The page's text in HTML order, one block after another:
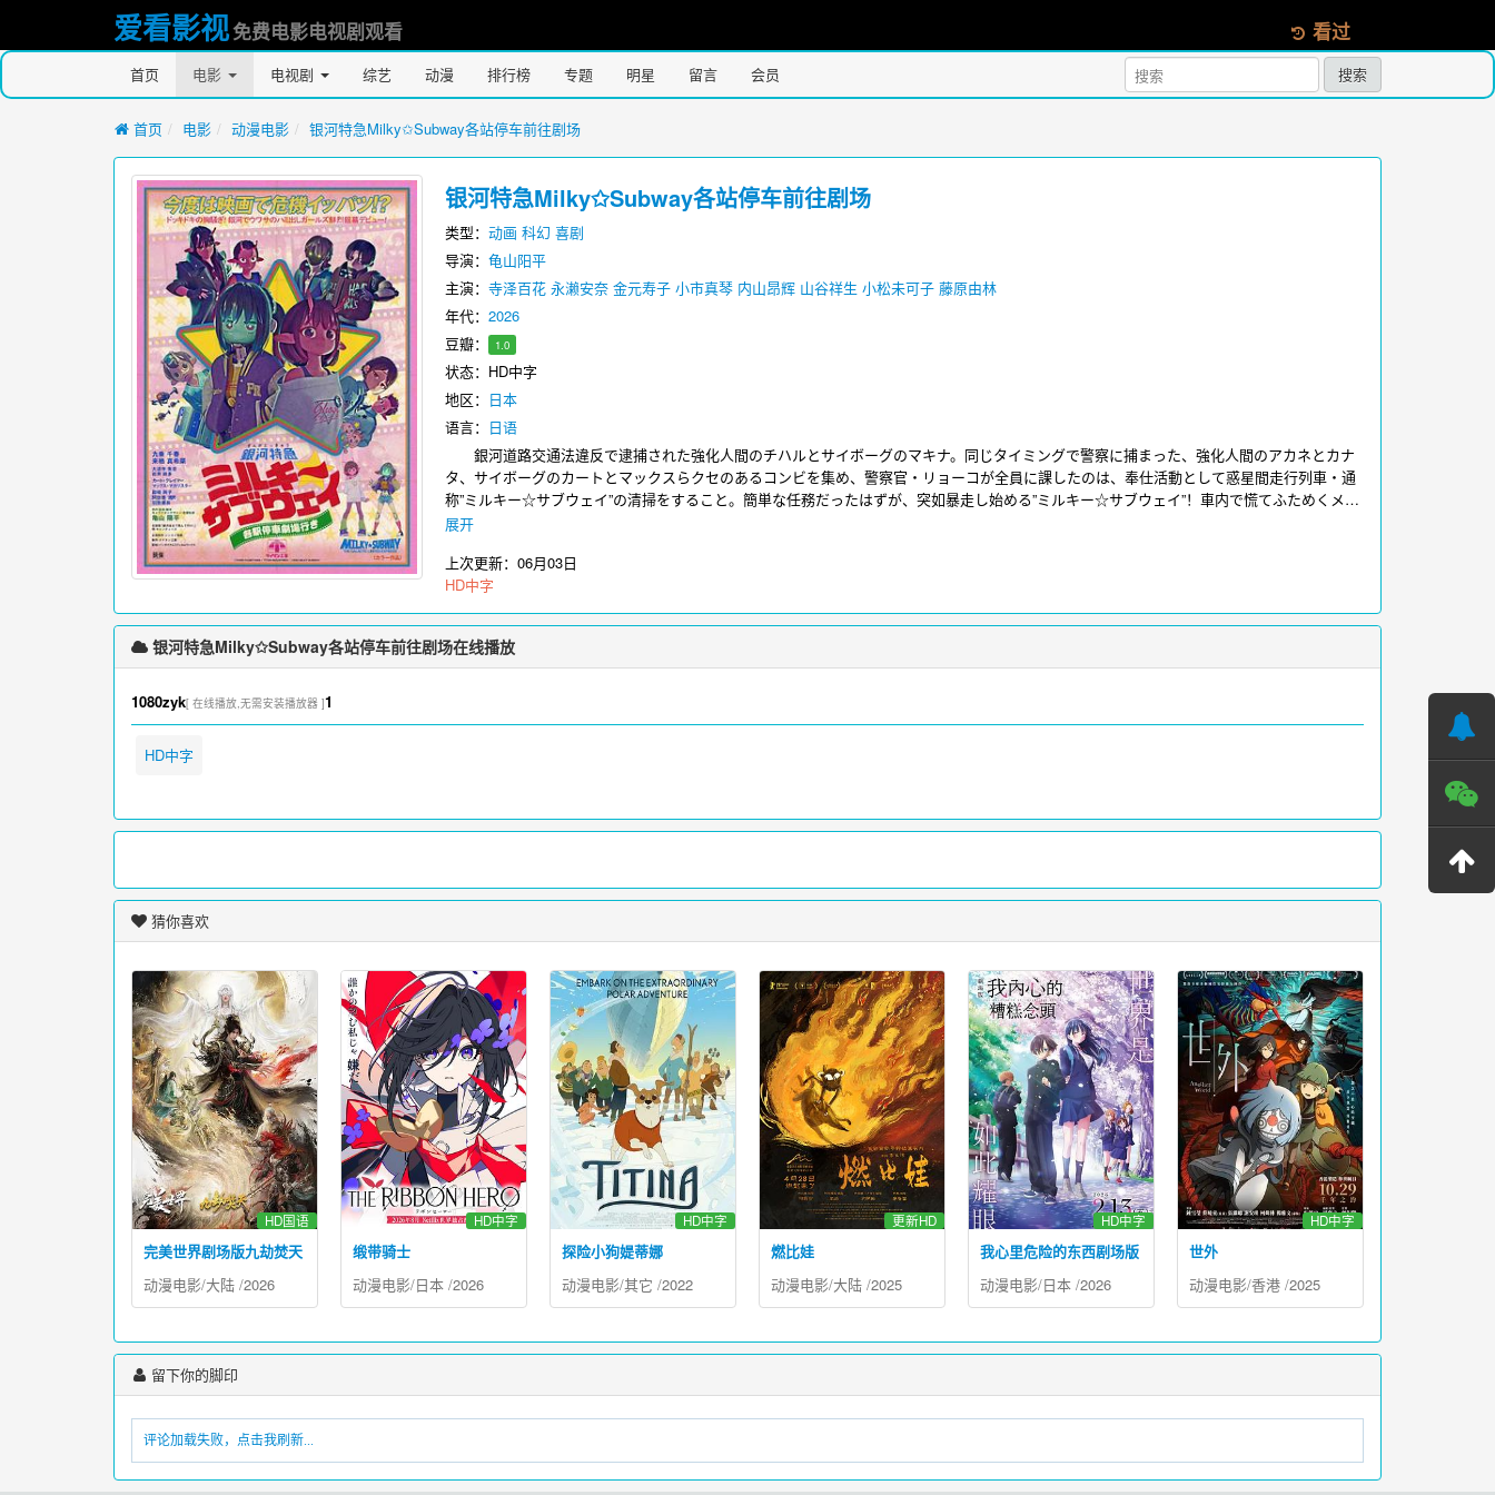
爱看影视免费电影电视剧观看 看过
首页 电影 电视剧 综艺 动漫 排行榜 专题 明星 留言 会员 搜索
首页 电影 动漫电影 银河特急Milky✩Subway各站停车前往剧场
银河特急Milky✩Subway各站停车前往剧场
类型： 动画 科幻 喜剧
导演： 龟山阳平
主演： 寺泽百花 永濑安奈 金元寿子 小市真琴 内山昂辉 山谷祥生 小松未可子 藤原由林
年代： 2026
豆瓣：
1.0
状态：HD中字
地区： 日本
语言： 日语
銀河道路交通法違反で逮捕された強化人間のチハルとサイボーグのマキナ。同じタイミングで警察に捕まった、強化人間のアカネとカナ
タ、サイボーグのカートとマックスらクセのあるコンビを集め、警察官・リョーコが全員に課したのは、奉仕活動として惑星間走行列車・通
称”ミルキー☆サブウェイ”の清掃をすること。簡単な任務だったはずが、突如暴走し始める”ミルキー☆サブウェイ”！車内で慌てふためくメン
バーたち。リョーコも同僚のアサミとともに解決に向けてあれこれするが、やがて一行は大事件に巻き込まれていくことに……！
展开
上次更新： 06月03日
HD中字
银河特急Milky✩Subway各站停车前往剧场在线播放
1080zyk[ 在线播放,无需安装播放器 ]1
HD中字
猜你喜欢
完美世界剧场版九劫焚天
HD国语
动漫电影/大陆 /2026
缎带骑士
HD中字
动漫电影/日本 /2026
探险小狗媞蒂娜
HD中字
动漫电影/其它 /2022
燃比娃
更新HD
动漫电影/大陆 /2025
我心里危险的东西剧场版
HD中字
动漫电影/日本 /2026
世外
HD中字
动漫电影/香港 /2025
留下你的脚印
评论加载失败，点击我刷新...